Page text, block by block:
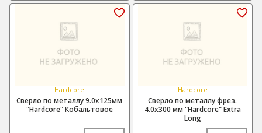
Hardcore
Сверло по металлу 9.0х125мм
"Hardcore" Кобальтовое
Hardcore
Сверло по металлу фрез.
4.0х300 мм "Hardcore" Extra
Long